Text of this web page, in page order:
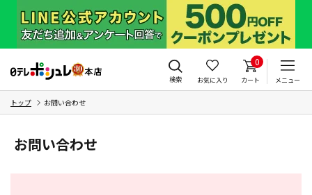
検索 お気に入り
0
カート メニュー
トップ お問い合わせ
お問い合わせ